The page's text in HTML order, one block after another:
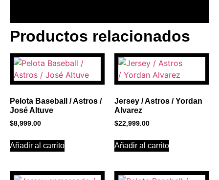
BANNER CON
PROMOCIONES 1
Click Here
Productos relacionados
Pelota Baseball / Astros /
José Altuve
$8,999.00
Añadir al carrito
Jersey / Astros / Yordan
Alvarez
$22,999.00
Añadir al carrito